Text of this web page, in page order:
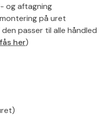
og aftagning
på uret
passer til alle håndled
her)